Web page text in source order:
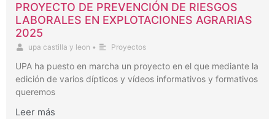
PROYECTO DE PREVENCIÓN DE RIESGOS
LABORALES EN EXPLOTACIONES AGRARIAS
2025
upa castilla y leon • Proyectos
UPA ha puesto en marcha un proyecto en el que mediante la
edición de varios dípticos y vídeos informativos y formativos
queremos
Leer más